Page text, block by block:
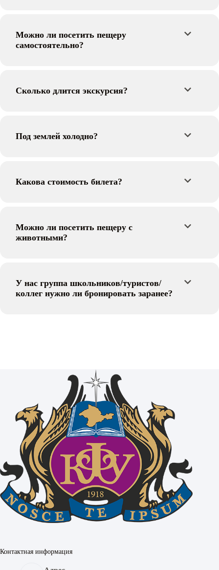
Можно ли посетить пещеру
самостоятельно?
Сколько длится экскурсия?
Под землей холодно?
Какова стоимость билета?
Можно ли посетить пещеру с
животными?
У нас группа школьников/туристов/
коллег нужно ли бронировать заранее?
Контактная информация